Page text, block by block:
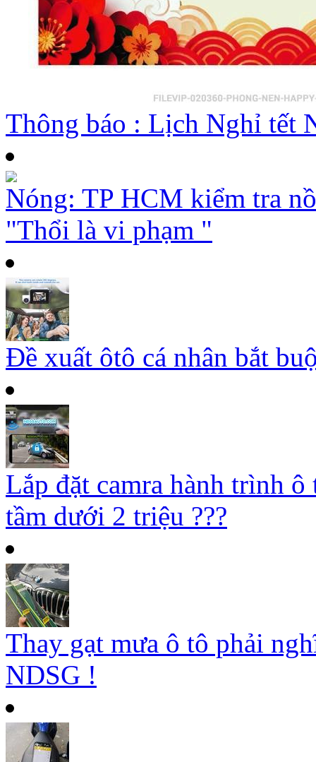
Thông báo : Lịch Nghỉ tết
Nóng: TP HCM kiểm tra
"Thổi là vi phạm "
Đề xuất ôtô cá nhân bắt
Lắp đặt camra hành trình
tầm dưới 2 triệu ???
Thay gạt mưa ô tô phải
NDSG !